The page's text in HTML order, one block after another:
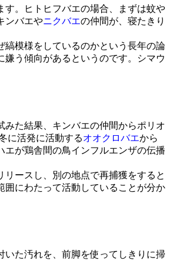
す。ヒトヒフバエの場合、まずは蚊や
ンバエやニクバエの仲間が、寝たきり
縞模様をしているのかという長年の論
う傾向があるというのです。シマウ
た結果、キンバエの仲間からポリオ
に活発に活動するオオクロバエから
が鶏舎間の鳥インフルエンザの伝播
ースし、別の地点で再捕獲をすると
囲にわたって活動していることが分か
た汚れを、前脚を使ってしきりに掃